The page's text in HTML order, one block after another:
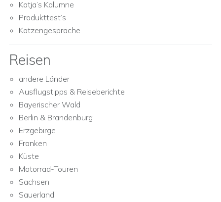
Katja’s Kolumne
Produkttest’s
Katzengespräche
Reisen
andere Länder
Ausflugstipps & Reiseberichte
Bayerischer Wald
Berlin & Brandenburg
Erzgebirge
Franken
Küste
Motorrad-Touren
Sachsen
Sauerland